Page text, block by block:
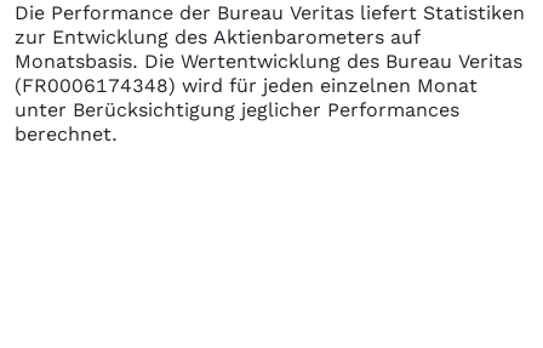
Die Performance der Bureau Veritas liefert Statistiken
zur Entwicklung des Aktienbarometers auf
Monatsbasis. Die Wertentwicklung des Bureau Veritas
(FR0006174348) wird für jeden einzelnen Monat
unter Berücksichtigung jeglicher Performances
berechnet.